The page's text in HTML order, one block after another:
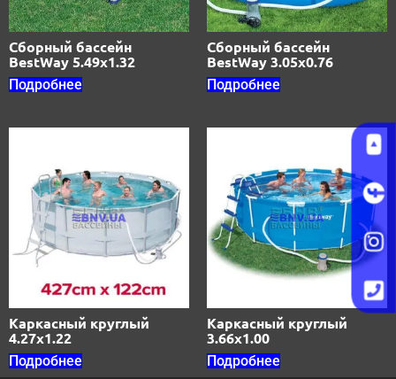
Сборный бассейн
BestWay 5.49х1.32
Подробнее
Сборный бассейн
BestWay 3.05х0.76
Подробнее
Каркасный круглый
4.27х1.22
Подробнее
Каркасный круглый
3.66х1.00
Подробнее